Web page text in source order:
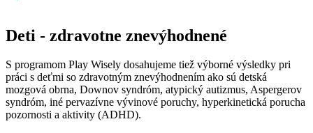
Deti - zdravotne znevýhodnené
S programom Play Wisely dosahujeme tiež výborné výsledky pri
práci s deťmi so zdravotným znevýhodnením ako sú detská
mozgová obrna, Downov syndróm, atypický autizmus, Aspergerov
syndróm, iné pervazívne vývinové poruchy, hyperkinetická porucha
pozornosti a aktivity (ADHD).